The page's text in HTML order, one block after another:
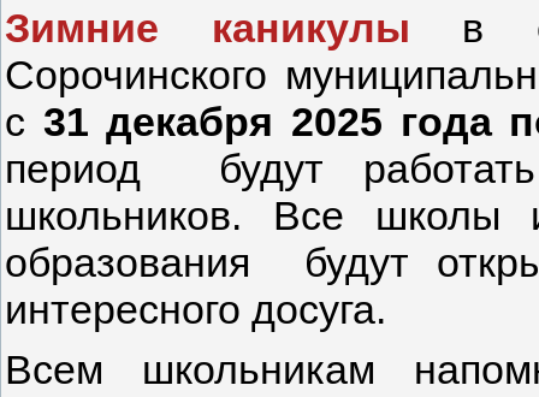
Зимние каникулы в
Сорочинского
с 31 декабря 2025 года
период будут
школьников. Все школы
образования будут
интересного досуга.
Всем школьникам